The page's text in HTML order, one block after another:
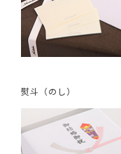
熨斗（のし）